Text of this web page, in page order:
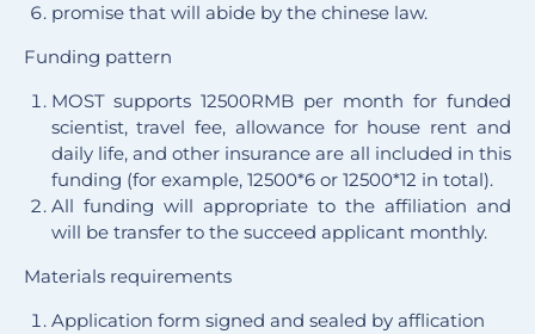
promise that will abide by the chinese law.
Funding pattern
MOST supports 12500RMB per month for funded
scientist, travel fee, allowance for house rent and
daily life, and other insurance are all included in this
funding (for example, 12500*6 or 12500*12 in total).
All funding will appropriate to the affiliation and
will be transfer to the succeed applicant monthly.
Materials requirements
Application form signed and sealed by afflication